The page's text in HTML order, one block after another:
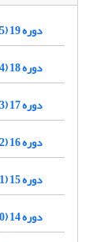
دوره 19 (1405)
دوره 18 (1404)
دوره 17 (1403)
دوره 16 (1402)
دوره 15 (1401)
دوره 14 (1400)